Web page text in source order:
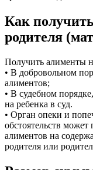
Как
родителя
Получить алименты
• В добровольном
алиментов;
• В судебном
на ребенка в суд.
• Орган опеки и
обстоятельств может
алиментов на
родителя или